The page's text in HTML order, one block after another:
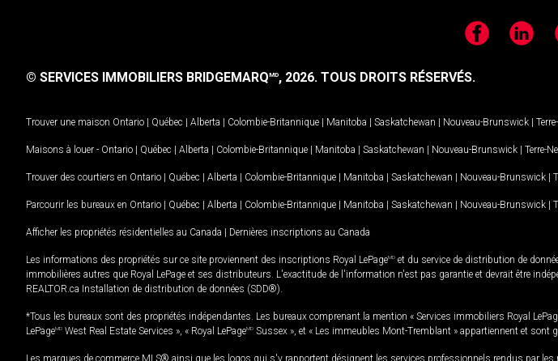
FacebookLinkedIn
© SERVICES IMMOBILIERS BRIDGEMARQMD, 2026. TOUS DROITS RÉSERVÉS.
Trouver une maison Ontario | Québec | Alberta | Colombie-Britannique | Manitoba | Saskatchewan | Nouveau-Brunswick |
Maisons à louer - Ontario | Québec | Alberta | Colombie-Britannique | Manitoba | Saskatchewan | Nouveau-Brunswick | Terre-
Trouver des courtiers en Ontario | Québec | Alberta | Colombie-Britannique | Manitoba | Saskatchewan | Nouveau-Brunswick |
Parcourir les bureaux en Ontario | Québec | Alberta | Colombie-Britannique | Manitoba | Saskatchewan | Nouveau-Brunswick |
Afficher les propriétés résidentielles au Canada | Dernières inscriptions au Canada
Les informations des propriétés sur ce site proviennent des inscriptions Royal LePageMD et du service de distribution de
immobilières autres que Royal LePage et ses distributeurs. L'exactitude de l'information n'est pas garantie et devrait être
REALTOR.ca Installation de distribution de données (SDD®).
*Tous les bureaux sont des propriétés indépendantes. Les bureaux comprenant la mention « Services immobiliers Royal
LePageMD West Real Estate Services », « Royal LePageMD Sussex », et « Les immeubles Mont-Tremblant » appartiennent et sont
Les marques de commerce MLS® ainsi que les logos qui s'y rapportent désignent les services professionnels rendus par